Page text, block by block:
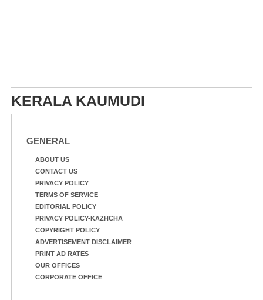
KERALA KAUMUDI
GENERAL
ABOUT US
CONTACT US
PRIVACY POLICY
TERMS OF SERVICE
EDITORIAL POLICY
PRIVACY POLICY-KAZHCHA
COPYRIGHT POLICY
ADVERTISEMENT DISCLAIMER
PRINT AD RATES
OUR OFFICES
CORPORATE OFFICE